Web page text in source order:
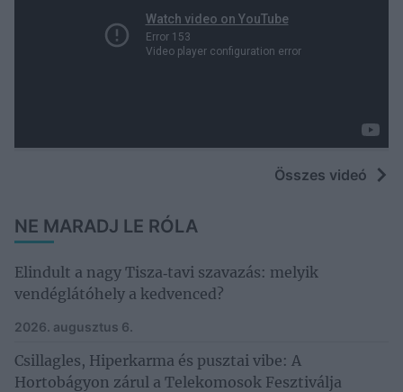
Összes videó
NE MARADJ LE RÓLA
Elindult a nagy Tisza‑tavi szavazás: melyik
vendéglátóhely a kedvenced?
2026. augusztus 6.
Csillagles, Hiperkarma és pusztai vibe: A
Hortobágyon zárul a Telekomosok Fesztiválja